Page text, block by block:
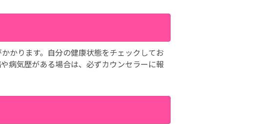
かります。自分の健康状態をチェックしてお
病気歴がある場合は、必ずカウンセラーに報